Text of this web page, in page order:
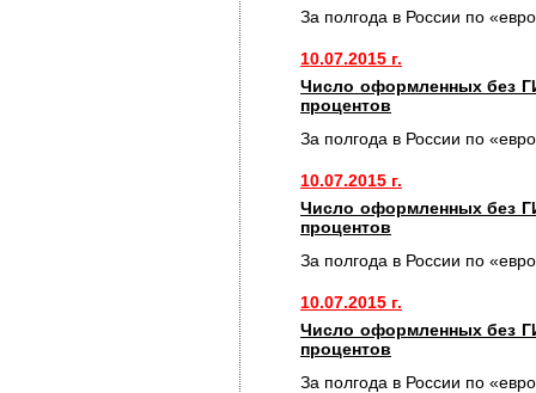
За полгода в России по
10.07.2015 г.
Число оформленных без
процентов
За полгода в России по
10.07.2015 г.
Число оформленных без
процентов
За полгода в России по
10.07.2015 г.
Число оформленных без
процентов
За полгода в России по